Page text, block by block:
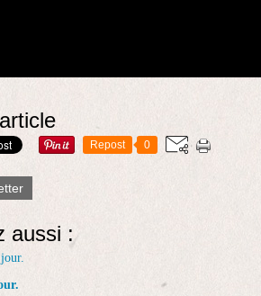
Repost 0
aussi :